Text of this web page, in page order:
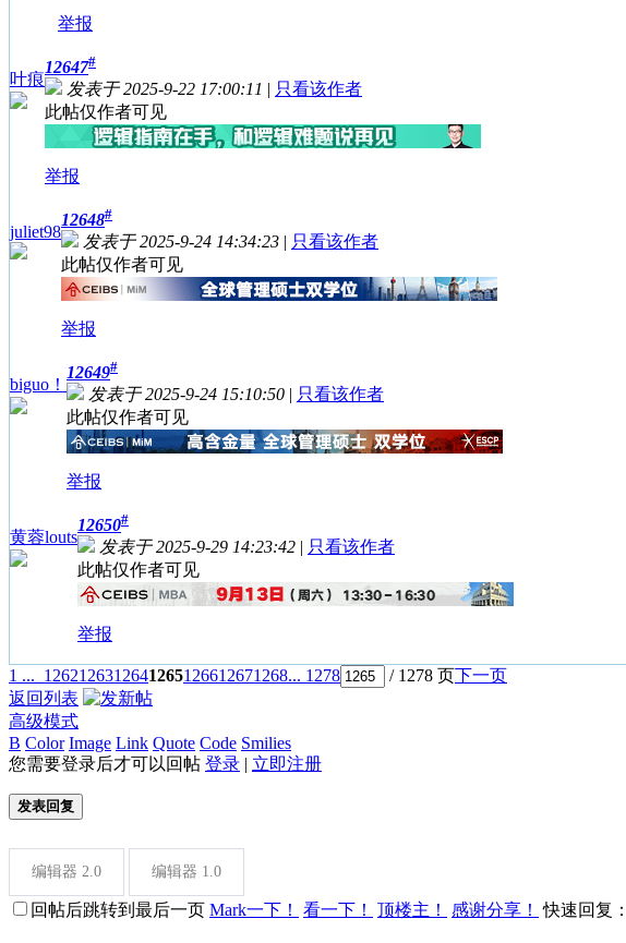
举报
叶痕
12647#
发表于 2025-9-22 17:00:11 | 只看该作者
此帖仅作者可见
举报
juliet98
12648#
发表于 2025-9-24 14:34:23 | 只看该作者
此帖仅作者可见
举报
biguo！
12649#
发表于 2025-9-24 15:10:50 | 只看该作者
此帖仅作者可见
举报
黄蓉louts
12650#
发表于 2025-9-29 14:23:42 | 只看该作者
此帖仅作者可见
举报
1 ... 1262126312641265126612671268... 1278 / 1278 页下一页
返回列表
高级模式
B Color Image Link Quote Code Smilies
您需要登录后才可以回帖 登录 | 立即注册
发表回复
编辑器 2.0 编辑器 1.0
回帖后跳转到最后一页 Mark一下！ 看一下！ 顶楼主！ 感谢分享！ 快速回复：